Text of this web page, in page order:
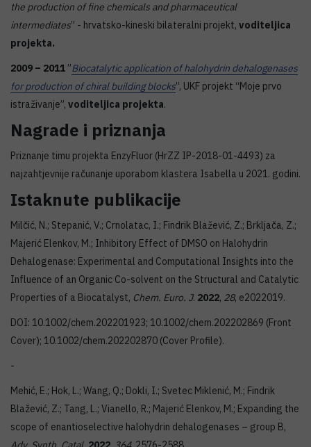
the production of fine chemicals and pharmaceutical
intermediates” - hrvatsko-kineski bilateralni projekt, voditeljica
projekta.
2009 – 2011”Biocatalytic application of halohydrin dehalogenases
for production of chiral building blocks”, UKF projekt “Moje prvo
istraživanje”, voditeljica projekta.
Nagrade i priznanja
Priznanje timu projekta EnzyFluor (HrZZ IP-2018-01-4493) za
najzahtjevnije računanje uporabom klastera Isabella u 2021. godini.
Istaknute publikacije
Milčić, N.; Stepanić, V.; Crnolatac, I.; Findrik Blažević, Z.; Brkljača, Z.;
Majerić Elenkov, M.; Inhibitory Effect of DMSO on Halohydrin
Dehalogenase: Experimental and Computational Insights into the
Influence of an Organic Co-solvent on the Structural and Catalytic
Properties of a Biocatalyst, Chem. Euro. J. 2022, 28, e2022019.
DOI: 10.1002/chem.202201923; 10.1002/chem.202202869 (Front
Cover); 10.1002/chem.202202870 (Cover Profile).
-
Mehić, E.; Hok, L.; Wang, Q.; Dokli, I.; Svetec Miklenić, M.; Findrik
Blažević, Z.; Tang, L.; Vianello, R.; Majerić Elenkov, M.; Expanding the
scope of enantioselective halohydrin dehalogenases – group B,